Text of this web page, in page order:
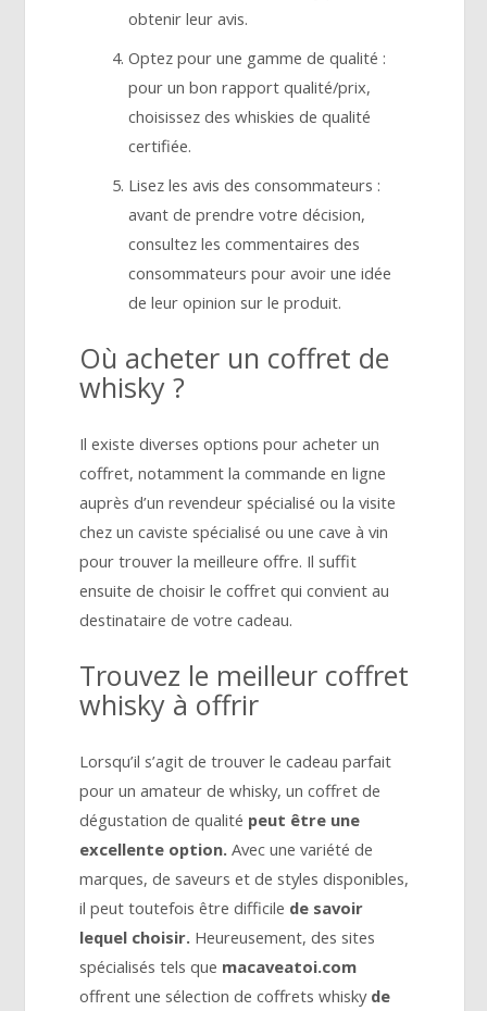
obtenir leur avis.
Optez pour une gamme de qualité :
pour un bon rapport qualité/prix,
choisissez des whiskies de qualité
certifiée.
Lisez les avis des consommateurs :
avant de prendre votre décision,
consultez les commentaires des
consommateurs pour avoir une idée
de leur opinion sur le produit.
Où acheter un coffret de
whisky ?
Il existe diverses options pour acheter un
coffret, notamment la commande en ligne
auprès d’un revendeur spécialisé ou la visite
chez un caviste spécialisé ou une cave à vin
pour trouver la meilleure offre. Il suffit
ensuite de choisir le coffret qui convient au
destinataire de votre cadeau.
Trouvez le meilleur coffret
whisky à offrir
Lorsqu’il s’agit de trouver le cadeau parfait
pour un amateur de whisky, un coffret de
dégustation de qualité peut être une
excellente option. Avec une variété de
marques, de saveurs et de styles disponibles,
il peut toutefois être difficile de savoir
lequel choisir. Heureusement, des sites
spécialisés tels que macaveatoi.com
offrent une sélection de coffrets whisky de